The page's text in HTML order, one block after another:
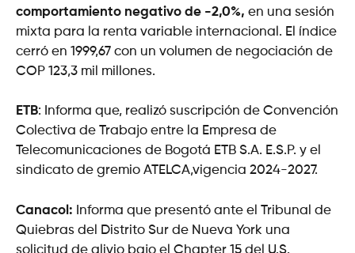
comportamiento negativo de -2,0%, en una sesión
mixta para la renta variable internacional. El índice
cerró en 1999,67 con un volumen de negociación de
COP 123,3 mil millones.
ETB: Informa que, realizó suscripción de Convención
Colectiva de Trabajo entre la Empresa de
Telecomunicaciones de Bogotá ETB S.A. E.S.P. y el
sindicato de gremio ATELCA,vigencia 2024-2027.
Canacol: Informa que presentó ante el Tribunal de
Quiebras del Distrito Sur de Nueva York una
solicitud de alivio bajo el Chapter 15 del U.S.